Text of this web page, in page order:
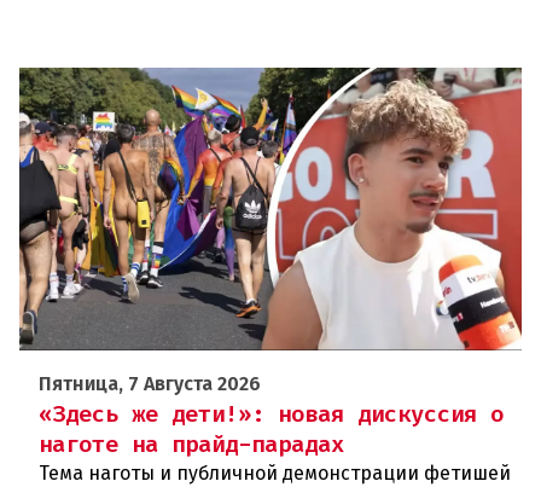
Пятница, 7 Августа 2026
«Здесь же дети!»: новая дискуссия о
наготе на прайд-парадах
Тема наготы и публичной демонстрации фетишей